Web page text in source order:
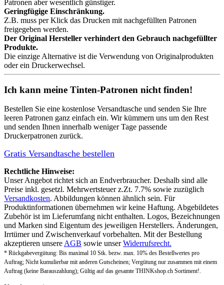
Patronen aber wesentlich günstiger.
Geringfügige Einschränkung.
Z.B. muss per Klick das Drucken mit nachgefüllten Patronen
freigegeben werden.
Der Original Hersteller verhindert den Gebrauch nachgefüllter
Produkte.
Die einzige Alternative ist die Verwendung von Originalprodukten
oder ein Druckerwechsel.
Ich kann meine Tinten-Patronen nicht finden!
Bestellen Sie eine kostenlose Versandtasche und senden Sie Ihre
leeren Patronen ganz einfach ein. Wir kümmern uns um den Rest
und senden Ihnen innerhalb weniger Tage passende
Druckerpatronen zurück.
Gratis Versandtasche bestellen
Rechtliche Hinweise:
Unser Angebot richtet sich an Endverbraucher. Deshalb sind alle
Preise inkl. gesetzl. Mehrwertsteuer z.Zt. 7.7% sowie zuzüglich
Versandkosten. Abbildungen können ähnlich sein. Für
Produktinformationen übernehmen wir keine Haftung. Abgebildetes
Zubehör ist im Lieferumfang nicht enthalten. Logos, Bezeichnungen
und Marken sind Eigentum des jeweiligen Herstellers. Änderungen,
Irrtümer und Zwischenverkauf vorbehalten. Mit der Bestellung
akzeptieren unsere AGB sowie unserWiderrufsrecht.
* Rückgabevergütung: Bis maximal 10 Stk. bezw. max. 10% des Bestellwertes pro
Auftrag; Nicht kumulierbar mit anderen Gutscheinen; Vergütung nur zusammen mit einem
Auftrag (keine Barauszahlung); Gültig auf das gesamte THINKshop.ch Sortiment!.